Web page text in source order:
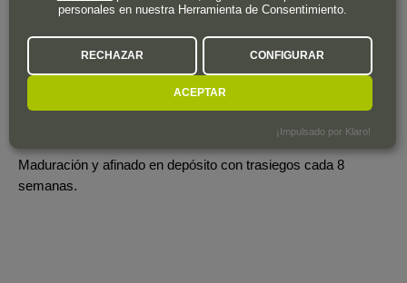
Vinificación
Despalillado sin estrujar. Maceración prefermentativa en frío
durante 24 horas en depósitos de 10.000 litros. Fermentación
durante 21 días a una temperatura de 16ºC.
Maduración y afinado en depósito con trasiegos cada 8
semanas.
personales en nuestra Herramienta de Consentimiento.
RECHAZAR CONFIGURAR
ACEPTAR
¡Impulsado por Klaro!